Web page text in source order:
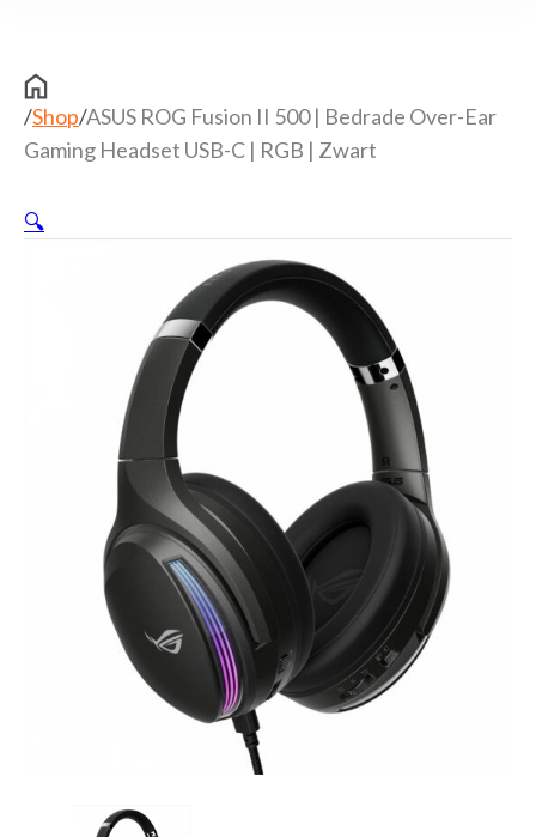
/Shop/ASUS ROG Fusion II 500 | Bedrade Over-Ear
Gaming Headset USB-C | RGB | Zwart
🔍